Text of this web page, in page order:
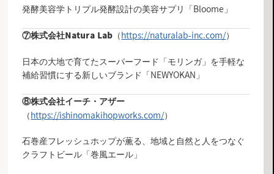
発酵美容学トリプル発酵設計の美容サプリ「Bloome」
⑦株式会社Natura Lab （https://naturalab-inc.com/）
日本の大地で育てたスーパーフード「モリンガ」を手軽な
補給習慣にする新しいブランド「NEWYOKAN」
⑧株式会社イーチ・アザー
（https://ishinomakihopworks.com/）
石巻産フレッシュホップが薫る、地域と自然と人をつなぐ
クラフトビール「巻風エール」